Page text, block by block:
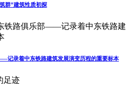
群”建筑性质初探
记录着中东铁路建筑发展演变历程的重要标本